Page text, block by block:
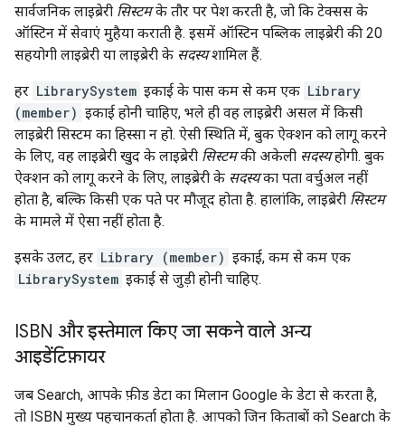
सार्वजनिक लाइब्रेरी सिस्टमके तौर पर पेश करती है, जो कि टेक्सस के
ऑस्टिन में सेवाएं मुहैया कराती है. इसमें ऑस्टिन पब्लिक लाइब्रेरी की 20
सहयोगी लाइब्रेरी या लाइब्रेरी के सदस्यशामिल हैं.
हर LibrarySystem इकाई के पास कम से कम एक Library
(member) इकाई होनी चाहिए, भले ही वह लाइब्रेरी असल में किसी
लाइब्रेरी सिस्टम का हिस्सा न हो. ऐसी स्थिति में, बुक ऐक्शन को लागू करने
के लिए, वह लाइब्रेरी खुद के लाइब्रेरी सिस्टमकी अकेली सदस्यहोगी. बुक
ऐक्शन को लागू करने के लिए, लाइब्रेरी के सदस्यका पता वर्चुअल नहीं
होता है, बल्कि किसी एक पते पर मौजूद होता है. हालांकि, लाइब्रेरी सिस्टम
के मामले में ऐसा नहीं होता है.
इसके उलट, हर Library (member) इकाई, कम से कम एक
LibrarySystem इकाई से जुड़ी होनी चाहिए.
ISBN और इस्तेमाल किए जा सकने वाले अन्य
आइडेंटिफ़ायर
जब Search, आपके फ़ीड डेटा का मिलान Google के डेटा से करता है,
तो ISBN मुख्य पहचानकर्ता होता है. आपको जिन किताबों को Search के